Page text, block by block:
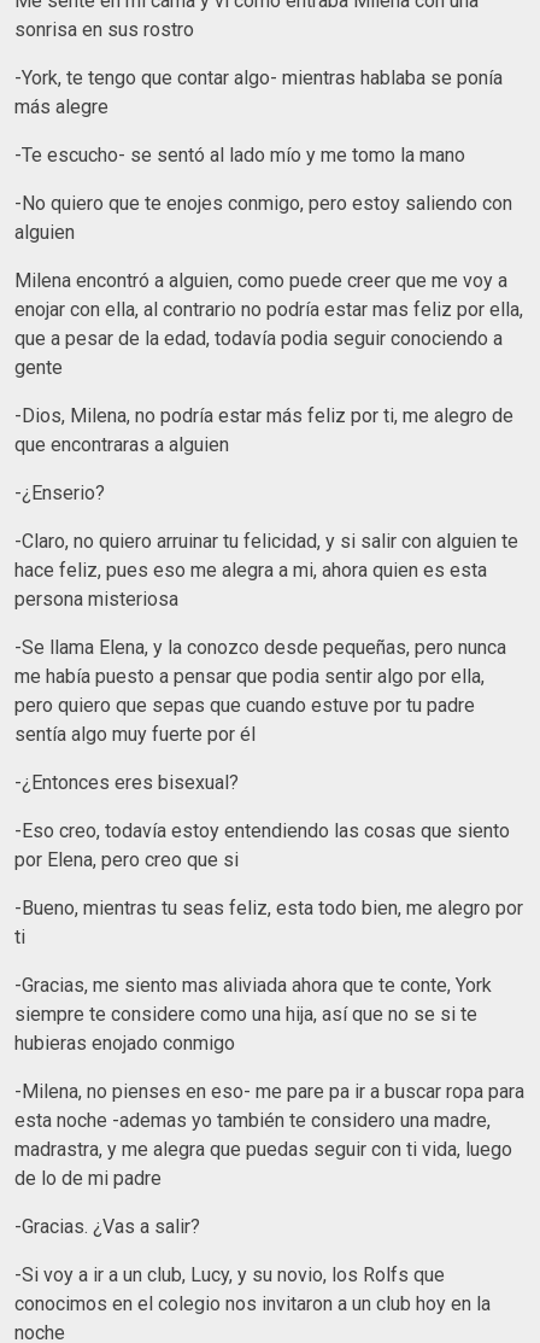
sonrisa en sus rostro
-York, te tengo que contar algo- mientras hablaba se ponía
más alegre
-Te escucho- se sentó al lado mío y me tomo la mano
-No quiero que te enojes conmigo, pero estoy saliendo con
alguien
Milena encontró a alguien, como puede creer que me voy a
enojar con ella, al contrario no podría estar mas feliz por ella,
que a pesar de la edad, todavía podia seguir conociendo a
gente
-Dios, Milena, no podría estar más feliz por ti, me alegro de
que encontraras a alguien
-¿Enserio?
-Claro, no quiero arruinar tu felicidad, y si salir con alguien te
hace feliz, pues eso me alegra a mi, ahora quien es esta
persona misteriosa
-Se llama Elena, y la conozco desde pequeñas, pero nunca
me había puesto a pensar que podia sentir algo por ella,
pero quiero que sepas que cuando estuve por tu padre
sentía algo muy fuerte por él
-¿Entonces eres bisexual?
-Eso creo, todavía estoy entendiendo las cosas que siento
por Elena, pero creo que si
-Bueno, mientras tu seas feliz, esta todo bien, me alegro por
ti
-Gracias, me siento mas aliviada ahora que te conte, York
siempre te considere como una hija, así que no se si te
hubieras enojado conmigo
-Milena, no pienses en eso- me pare pa ir a buscar ropa para
esta noche -ademas yo también te considero una madre,
madrastra, y me alegra que puedas seguir con ti vida, luego
de lo de mi padre
-Gracias. ¿Vas a salir?
-Si voy a ir a un club, Lucy, y su novio, los Rolfs que
conocimos en el colegio nos invitaron a un club hoy en la
noche